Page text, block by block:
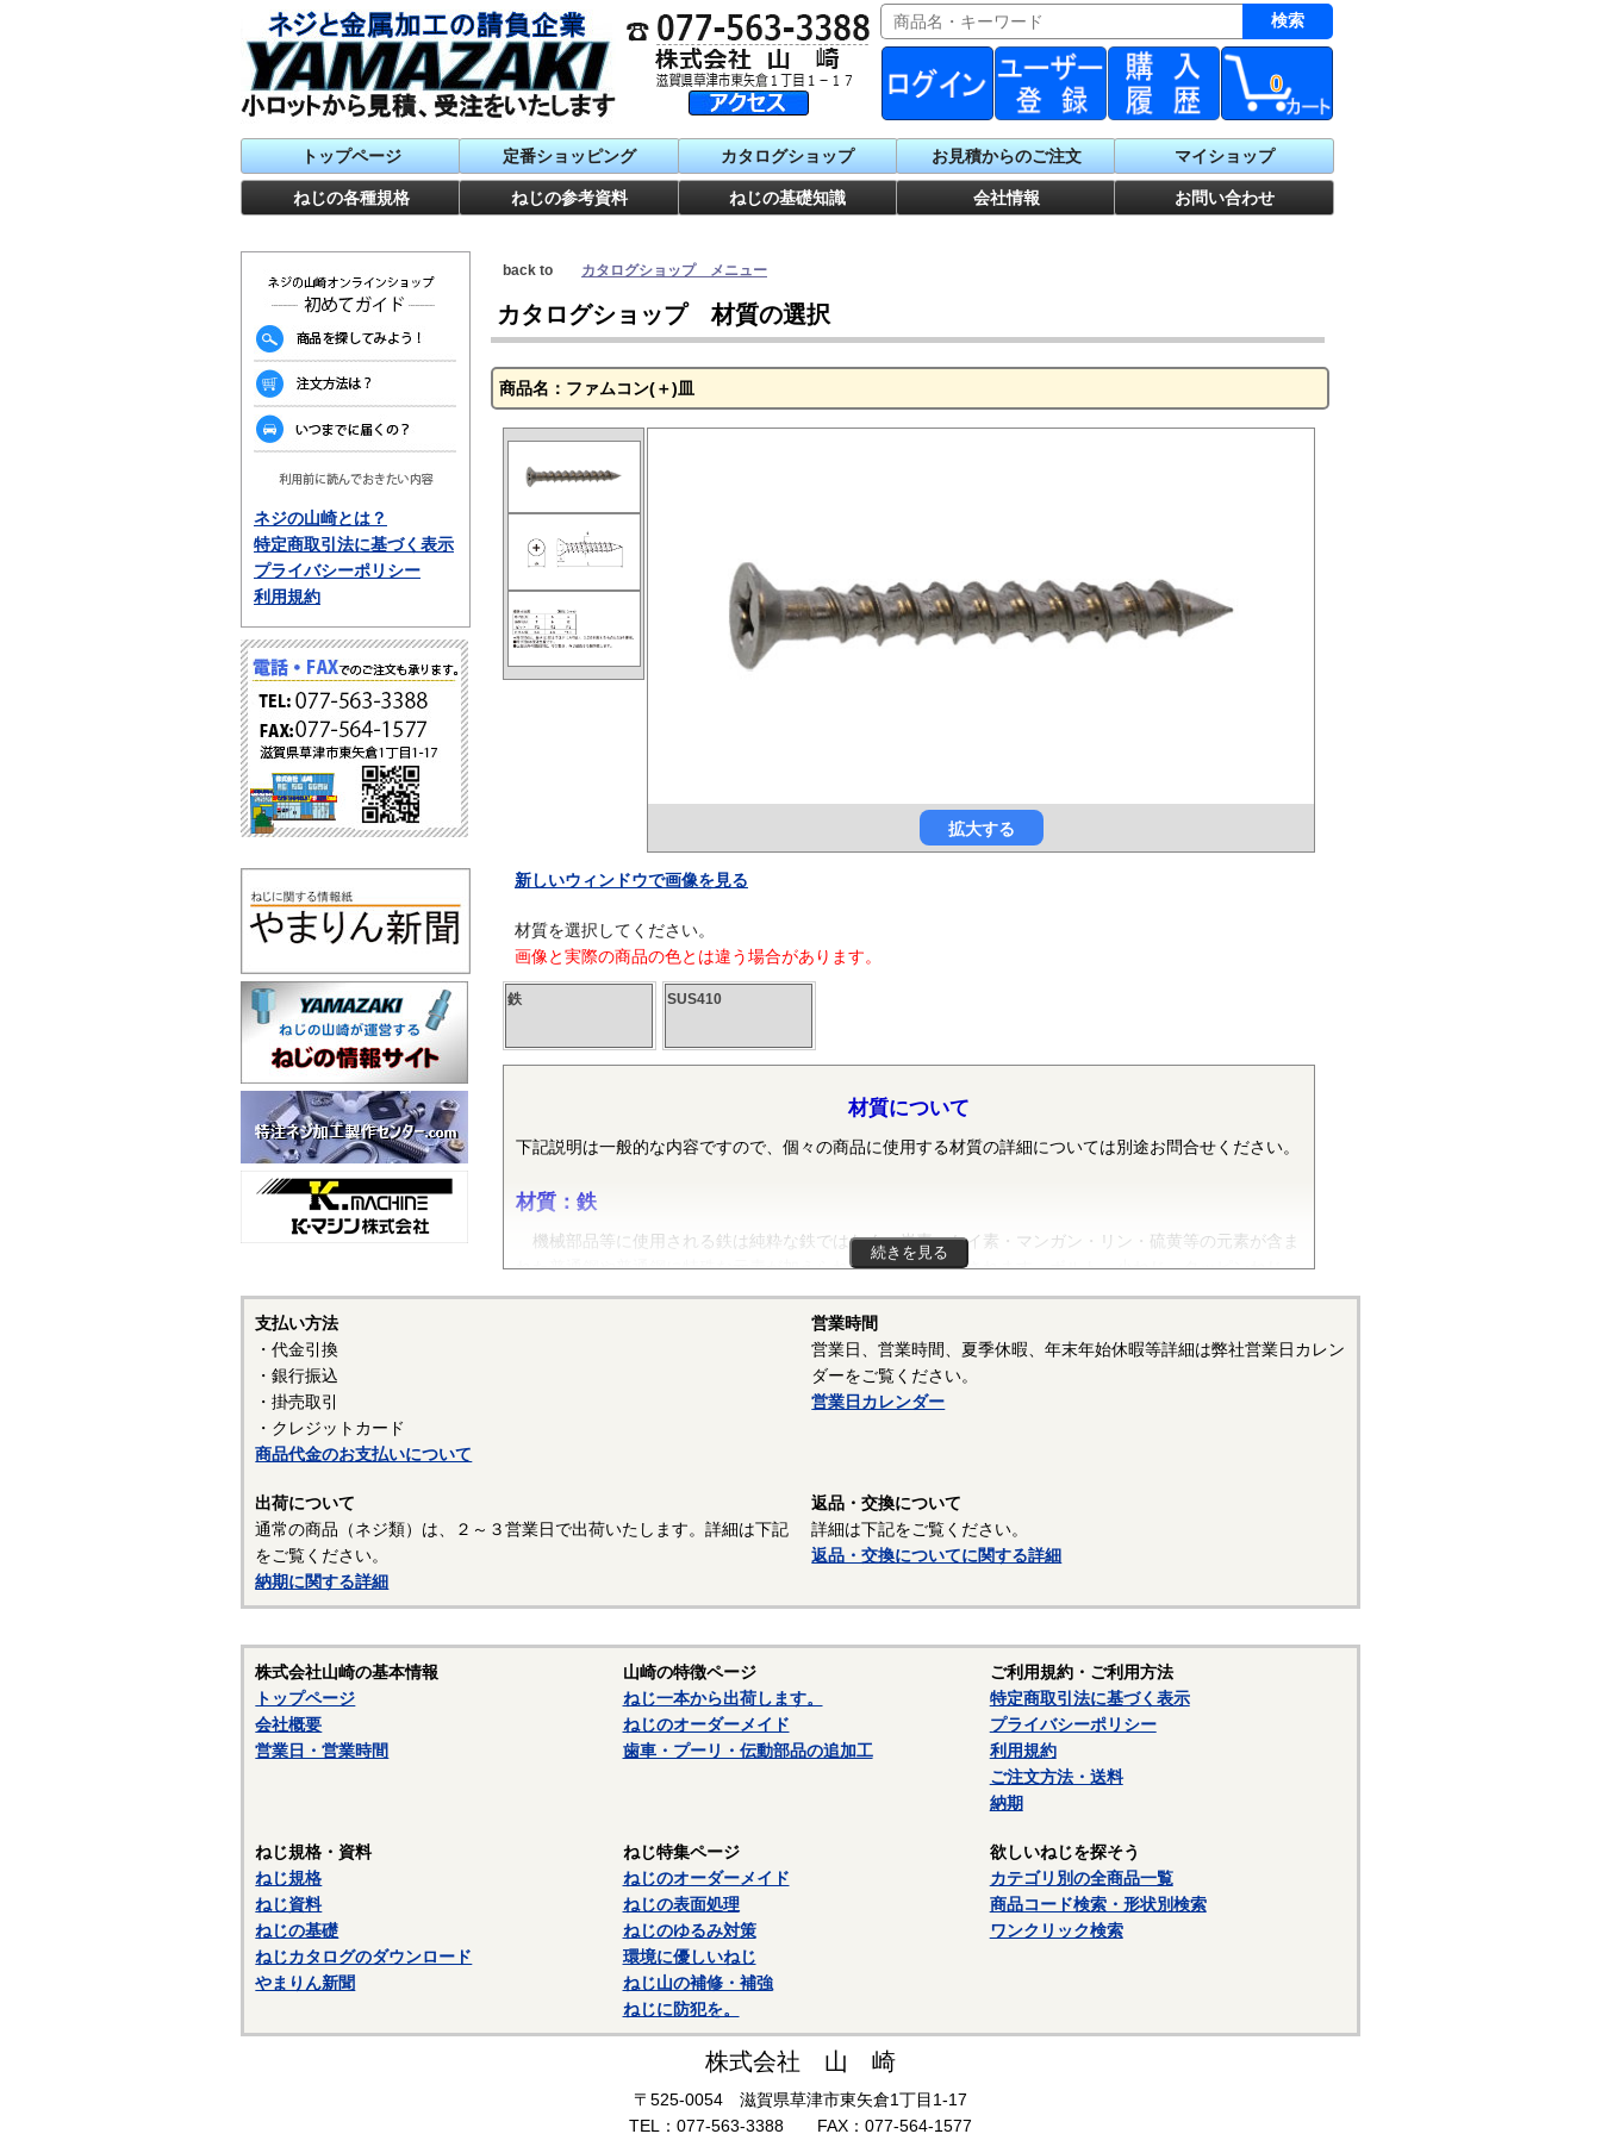
0
トップページ 定番ショッピング カタログショップ お見積からのご注文 マイショップ
ねじの各種規格 ねじの参考資料 ねじの基礎知識 会社情報 お問い合わせ
ネジの山崎とは？
特定商取引法に基づく表示
プライバシーポリシー
利用規約
back to カタログショップ メニュー
カタログショップ 材質の選択
商品名：ファムコン(＋)皿
拡大する
新しいウィンドウで画像を見る
材質を選択してください。
画像と実際の商品の色とは違う場合があります。
鉄 SUS410
材質について
下記説明は一般的な内容ですので、個々の商品に使用する材質の詳細については別途お問合せください。
材質：鉄
機械部品等に使用される鉄は純粋な鉄ではなく、炭素・ケイ素・マンガン・リン・硫黄等の元素が含ま
れた普通鋼や普通鋼に特殊な元素が加えられた特殊鋼が使用されます。ボルト、小ねじ、タッピンねじ、
ナット、リベット等では冷間圧造用炭素鋼線（SWCH）がよく使用されます。平座金等は冷間圧延鋼板
（SPCC）等、ばね座金等は硬鋼線（SWRH）等、スプリングピンや歯付き座金等はみがき特殊帯鋼
（S60CM～S70CM）等でメーカーや製品毎で様々な材質が使用されています。当サイトでは特定の材質
表記がない場合は、これらの鉄鋼材料を一般名称の「鉄」と表記しています。
クロム(Cr)が11.50～13.50％含まれていますが、オーステナイト系ステンレスのSUS304（Cr:18.00～
20.00%）等に比べて少ないため耐食性は劣ります。 セルフドリリングスクリューやタッピンネジに使用
ステンレス材料
続きを見る
支払い方法
・代金引換
・銀行振込
・掛売取引
・クレジットカード
商品代金のお支払いについて
営業時間
営業日、営業時間、夏季休暇、年末年始休暇等詳細は弊社営業日カレン
ダーをご覧ください。
営業日カレンダー
出荷について
通常の商品（ネジ類）は、２～３営業日で出荷いたします。詳細は下記
をご覧ください。
納期に関する詳細
返品・交換について
詳細は下記をご覧ください。
返品・交換についてに関する詳細
株式会社山崎の基本情報
トップページ
会社概要
営業日・営業時間
山崎の特徴ページ
ねじ一本から出荷します。
ねじのオーダーメイド
歯車・プーリ・伝動部品の追加工
ご利用規約・ご利用方法
特定商取引法に基づく表示
プライバシーポリシー
利用規約
ご注文方法・送料
納期
ねじ規格・資料
ねじ規格
ねじ資料
ねじの基礎
ねじカタログのダウンロード
やまりん新聞
ねじ特集ページ
ねじのオーダーメイド
ねじの表面処理
ねじのゆるみ対策
環境に優しいねじ
ねじ山の補修・補強
ねじに防犯を。
欲しいねじを探そう
カテゴリ別の全商品一覧
商品コード検索・形状別検索
ワンクリック検索
株式会社 山 崎
〒525-0054 滋賀県草津市東矢倉1丁目1-17
TEL：077-563-3388 FAX：077-564-1577